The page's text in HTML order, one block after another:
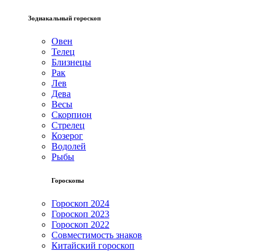
Зодиакальный гороскоп
Овен
Телец
Близнецы
Рак
Лев
Дева
Весы
Скорпион
Стрелец
Козерог
Водолей
Рыбы
Гороскопы
Гороскоп 2024
Гороскоп 2023
Гороскоп 2022
Совместимость знаков
Китайский гороскоп